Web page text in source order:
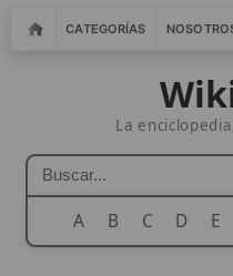
CATEGORÍAS NOSOTROS
La enciclopedia
A B C D E F